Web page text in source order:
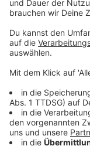
Die Single
Anzeige